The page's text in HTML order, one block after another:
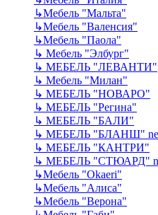
↳Мебель "Мальта"
↳Мебель "Валенсия"
↳Мебель "Паола"
↳ Мебель "Элбург"
↳ МЕБЕЛЬ "ЛЕВАНТИ"
↳ Мебель "Милан"
↳ МЕБЕЛЬ "НОВАРО"
↳ МЕБЕЛЬ "Регина"
↳ МЕБЕЛЬ "БАЛИ"
↳ МЕБЕЛЬ "БЛАНШ"
↳ МЕБЕЛЬ "КАНТРИ"
↳ МЕБЕЛЬ "СТЮАРД"
↳Мебель "Okaeri"
↳Мебель "Алиса"
↳Мебель "Верона"